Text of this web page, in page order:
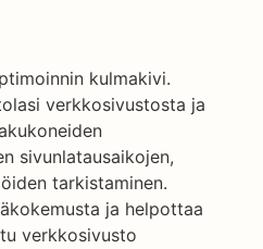
kulmakivi.
verkkosivustosta ja
sivunlatausaikojen,
tarkistaminen.
ja helpottaa
verkkosivusto